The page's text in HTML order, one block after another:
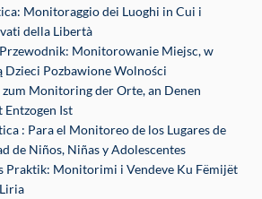
Monitoraggio dei Luoghi in Cui i
della Libertà
Monitorowanie Miejsc, w
Dzieci Pozbawione Wolności
zum Monitoring der Orte, an Denen
Ist
: Para el Monitoreo de los Lugares de
de Niños, Niñas y Adolescentes
Praktik: Monitorimi i Vendeve Ku Fëmijët